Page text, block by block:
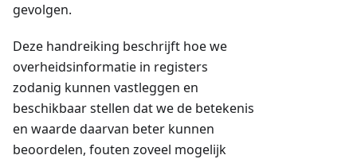
gevolgen.
Deze handreiking beschrijft hoe we
overheidsinformatie in registers
zodanig kunnen vastleggen en
beschikbaar stellen dat we de betekenis
en waarde daarvan beter kunnen
beoordelen, fouten zoveel mogelijk